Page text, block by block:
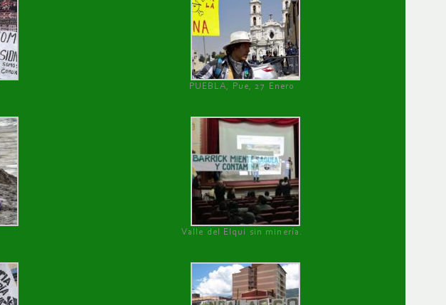
PUEBLA, Pue, 27 Enero
Valle del Elqui sin minería.